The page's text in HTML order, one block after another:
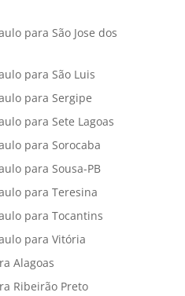
para São Jose dos
para São Luis
para Sergipe
para Sete Lagoas
para Sorocaba
para Sousa-PB
para Teresina
para Tocantins
para Vitória
Alagoas
Ribeirão Preto